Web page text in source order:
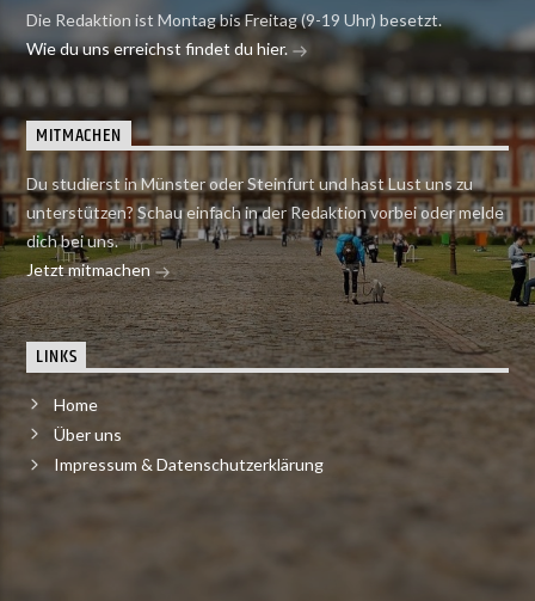
Die Redaktion ist Montag bis Freitag (9-19 Uhr) besetzt.
Wie du uns erreichst findet du hier.
MITMACHEN
Du studierst in Münster oder Steinfurt und hast Lust uns zu
unterstützen? Schau einfach in der Redaktion vorbei oder melde
dich bei uns.
Jetzt mitmachen
LINKS
Home
Über uns
Impressum & Datenschutzerklärung